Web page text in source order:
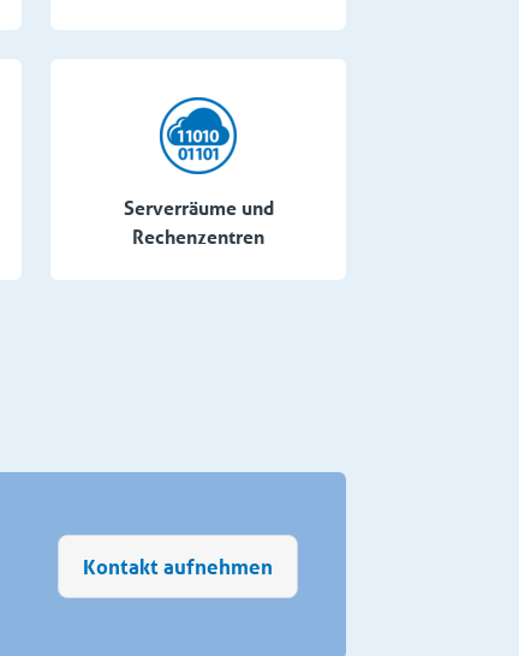
Serverräume und
Rechenzentren
Kontakt aufnehmen